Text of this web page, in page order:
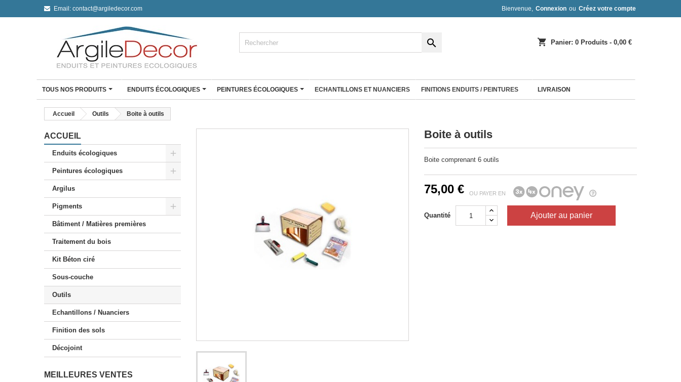
Email: contact@argiledecor.com Bienvenue, Connexion ou Créez votre compte
shopping_cart Panier: 0 Produits - 0,00 €

TOUS NOS PRODUITS
ENDUIT À L'ARGILE
Enduit à l'argile Argil Deco
CLAYSTONE BÉTON CIRÉ D'ARGILE
Kit Claystone murs
Enduit éco nature
Enduit Natura'liège
ENDUITS ÉCOLOGIQUES PEINTURES ÉCOLOGIQUES ECHANTILLONS ET NUANCIERS FINITIONS ENDUITS / PEINTURES LIVRAISON
Accueil Outils Boite à outils
ACCUEIL
Enduits écologiques
Peintures écologiques
Argilus
Pigments
Bâtiment / Matières premières
Traitement du bois
Kit Béton ciré
Sous-couche
Outils
Echantillons / Nuanciers
Finition des sols
Décojoint
MEILLEURES VENTES
Boite à outils
Boite comprenant 6 outils
75,00 € OU PAYER EN
Quantité Ajouter au panier